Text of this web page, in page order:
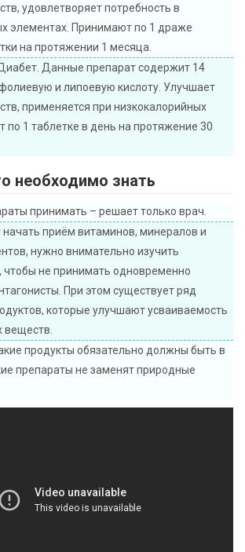
удовлетворяет потребность в
элементах. Принимают по 1 драже
на протяжении 1 месяца.
Данные препарат содержит 14
и липоевую кислоту. Улучшает
применяется при низкокалорийных
по 1 таблетке в день на протяжение 30
необходимо знать
принимать – решает только врач.
приём витаминов, минералов и
нужно внимательно изучить
чтобы не принимать одновременно
При этом существует ряд
которые улучшают усваиваемость
веществ.
продукты обязательно должны быть в
препараты не заменят природные